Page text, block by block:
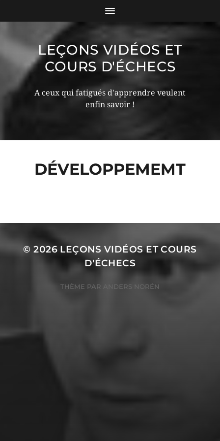
LEÇONS VIDÉOS ET
COURS D'ÉCHECS
A ceux qui fatigués d'apprendre veulent
enfin savoir !
DÉVELOPPEMEMT
© 2026 LEÇONS VIDÉOS ET COURS
D'ÉCHECS
THÈME PAR ANDERS NORÉN